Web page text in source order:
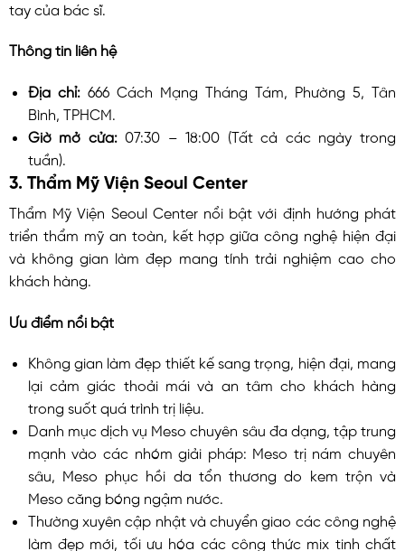
tay của bác sĩ.
Thông tin liên hệ
Địa chỉ: 666 Cách Mạng Tháng Tám, Phường 5, Tân
Bình, TPHCM.
Giờ mở cửa:07:30 – 18:00 (Tất cả các ngày trong
tuần).
3. Thẩm Mỹ Viện Seoul Center
Thẩm Mỹ Viện Seoul Center nổi bật với định hướng phát
triển thẩm mỹ an toàn, kết hợp giữa công nghệ hiện đại
và không gian làm đẹp mang tính trải nghiệm cao cho
khách hàng.
Ưu điểm nổi bật
Không gian làm đẹp thiết kế sang trọng, hiện đại, mang
lại cảm giác thoải mái và an tâm cho khách hàng
trong suốt quá trình trị liệu.
Danh mục dịch vụ Meso chuyên sâu đa dạng, tập trung
mạnh vào các nhóm giải pháp: Meso trị nám chuyên
sâu, Meso phục hồi da tổn thương do kem trộn và
Meso căng bóng ngậm nước.
Thường xuyên cập nhật và chuyển giao các công nghệ
làm đẹp mới, tối ưu hóa các công thức mix tinh chất